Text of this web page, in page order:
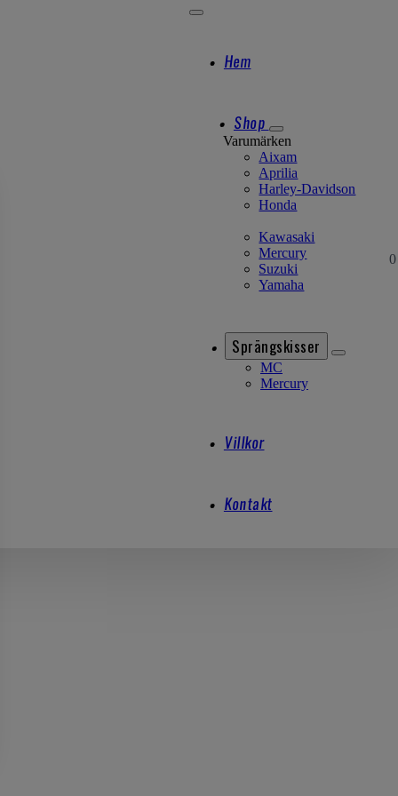
Hem
Shop
Varumärken
Aixam
Aprilia
Harley-Davidson
Honda
Kawasaki
Mercury
Suzuki
Yamaha
Sprängskisser
MC
Mercury
Villkor
Kontakt
0